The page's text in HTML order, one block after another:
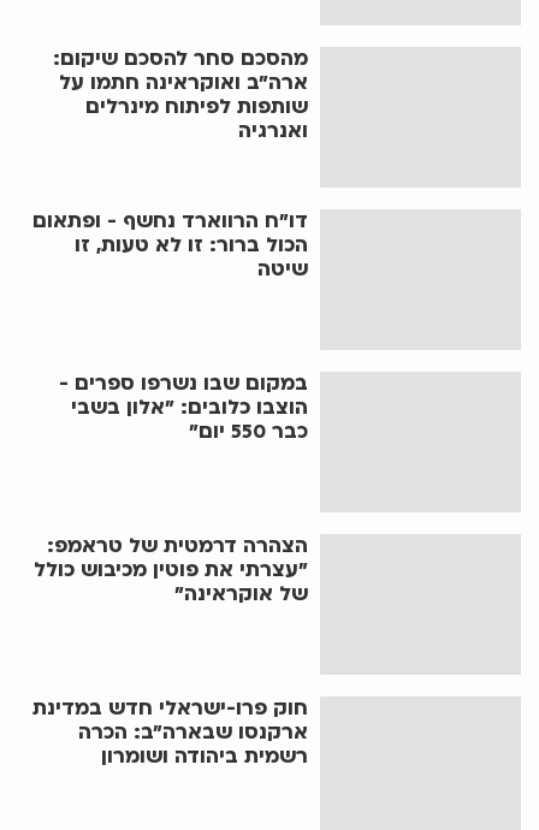
מהסכם סחר להסכם שיקום:
ארה"ב ואוקראינה חתמו על
שותפות לפיתוח מינרלים
ואנרגיה
דו"ח הרווארד נחשף - ופתאום
הכול ברור: זו לא טעות, זו
שיטה
במקום שבו נשרפו ספרים -
הוצבו כלובים: "אלון בשבי
כבר 550 יום"
הצהרה דרמטית של טראמפ:
"עצרתי את פוטין מכיבוש כולל
של אוקראינה"
חוק פרו-ישראלי חדש במדינת
ארקנסו שבארה"ב: הכרה
רשמית ביהודה ושומרון